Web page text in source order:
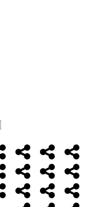
Alimentazione
AmbienteBambini
Cancro ControlloEconomia
FarmaciMassoneriaNWO
Salute Storia